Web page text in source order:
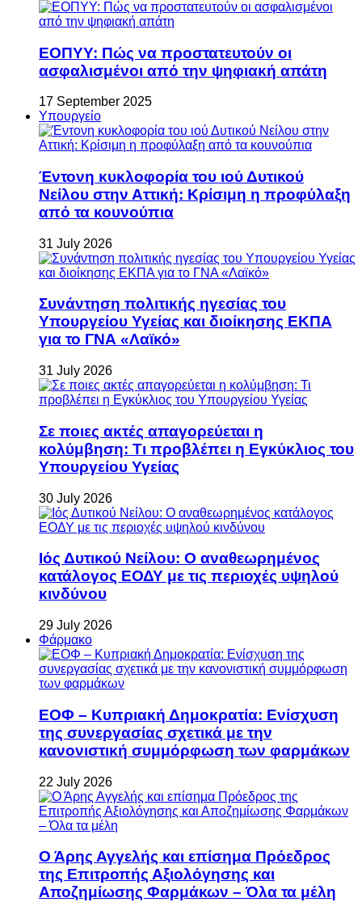
ΕΟΠΥΥ: Πώς να προστατευτούν οι
ασφαλισμένοι από την ψηφιακή απάτη
17 September 2025
Υπουργείο
Έντονη κυκλοφορία του ιού Δυτικού
Νείλου στην Αττική: Κρίσιμη η προφύλαξη
από τα κουνούπια
31 July 2026
Συνάντηση πολιτικής ηγεσίας του
Υπουργείου Υγείας και διοίκησης ΕΚΠΑ
για το ΓΝΑ «Λαϊκό»
31 July 2026
Σε ποιες ακτές απαγορεύεται η
κολύμβηση: Τι προβλέπει η Εγκύκλιος του
Υπουργείου Υγείας
30 July 2026
Ιός Δυτικού Νείλου: Ο αναθεωρημένος
κατάλογος ΕΟΔΥ με τις περιοχές υψηλού
κινδύνου
29 July 2026
Φάρμακο
ΕΟΦ – Κυπριακή Δημοκρατία: Ενίσχυση
της συνεργασίας σχετικά με την
κανονιστική συμμόρφωση των φαρμάκων
22 July 2026
Ο Άρης Αγγελής και επίσημα Πρόεδρος
της Επιτροπής Αξιολόγησης και
Αποζημίωσης Φαρμάκων – Όλα τα μέλη